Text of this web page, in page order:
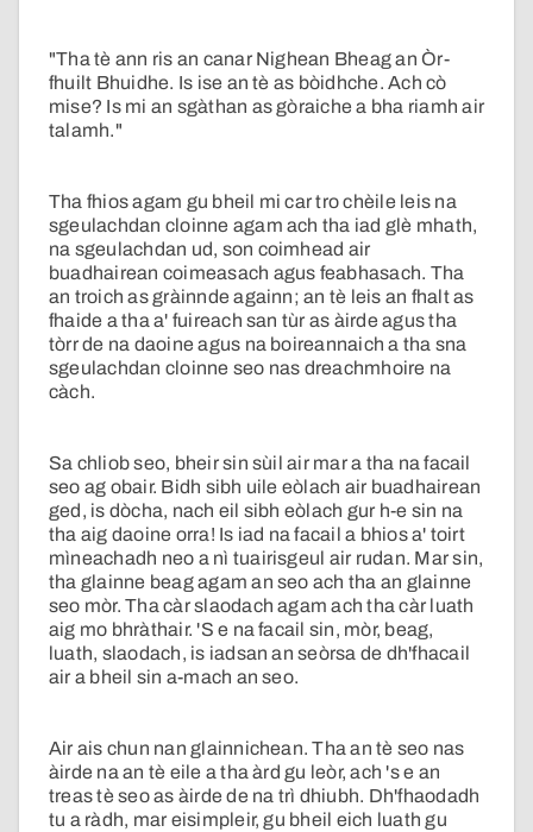
"Tha tè ann ris an canar Nighean Bheag an Òr-
fhuilt Bhuidhe. Is ise an tè as bòidhche. Ach cò
mise? Is mi an sgàthan as gòraiche a bha riamh air
talamh."
Tha fhios agam gu bheil mi car tro chèile leis na
sgeulachdan cloinne agam ach tha iad glè mhath,
na sgeulachdan ud, son coimhead air
buadhairean coimeasach agus feabhasach. Tha
an troich as gràinnde againn; an tè leis an fhalt as
fhaide a tha a' fuireach san tùr as àirde agus tha
tòrr de na daoine agus na boireannaich a tha sna
sgeulachdan cloinne seo nas dreachmhoire na
càch.
Sa chliob seo, bheir sin sùil air mar a tha na facail
seo ag obair. Bidh sibh uile eòlach air buadhairean
ged, is dòcha, nach eil sibh eòlach gur h-e sin na
tha aig daoine orra! Is iad na facail a bhios a' toirt
mìneachadh neo a nì tuairisgeul air rudan. Mar sin,
tha glainne beag agam an seo ach tha an glainne
seo mòr. Tha càr slaodach agam ach tha càr luath
aig mo bhràthair. 'S e na facail sin, mòr, beag,
luath, slaodach, is iadsan an seòrsa de dh'fhacail
air a bheil sin a-mach an seo.
Air ais chun nan glainnichean. Tha an tè seo nas
àirde na an tè eile a tha àrd gu leòr, ach 's e an
treas tè seo as àirde de na trì dhiubh. Dh'fhaodadh
tu a ràdh, mar eisimpleir, gu bheil eich luath gu